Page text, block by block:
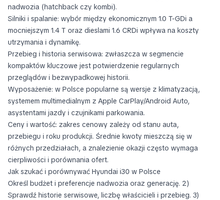
nadwozia (hatchback czy kombi).
Silniki i spalanie: wybór między ekonomicznym 1.0 T-GDi a
mocniejszym 1.4 T oraz dieslami 1.6 CRDi wpływa na koszty
utrzymania i dynamikę.
Przebieg i historia serwisowa: zwłaszcza w segmencie
kompaktów kluczowe jest potwierdzenie regularnych
przeglądów i bezwypadkowej historii.
Wyposażenie: w Polsce popularne są wersje z klimatyzacją,
systemem multimedialnym z Apple CarPlay/Android Auto,
asystentami jazdy i czujnikami parkowania.
Ceny i wartość: zakres cenowy zależy od stanu auta,
przebiegu i roku produkcji. Średnie kwoty mieszczą się w
różnych przedziałach, a znalezienie okazji często wymaga
cierpliwości i porównania ofert.
Jak szukać i porównywać Hyundai i30 w Polsce
Określ budżet i preferencje nadwozia oraz generację. 2)
Sprawdź historie serwisowe, liczbę właścicieli i przebieg. 3)